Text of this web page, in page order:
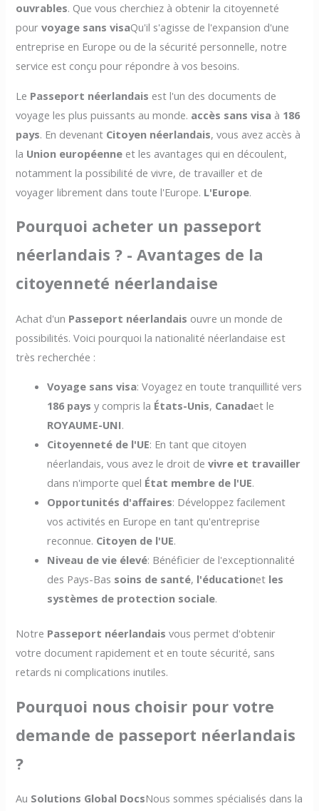
ouvrables. Que vous cherchiez à obtenir la citoyenneté
pourvoyage sans visaQu'il s'agisse de l'expansion d'une
entreprise en Europe ou de la sécurité personnelle, notre
service est conçu pour répondre à vos besoins.
Le Passeport néerlandais est l'un des documents de
voyage les plus puissants au monde. accès sans visa à 186
pays. En devenant Citoyen néerlandais, vous avez accès à
la Union européenne et les avantages qui en découlent,
notamment la possibilité de vivre, de travailler et de
voyager librement dans toute l'Europe. L'Europe.
Pourquoi acheter un passeport
néerlandais ? - Avantages de la
citoyenneté néerlandaise
Achat d'un Passeport néerlandais ouvre un monde de
possibilités. Voici pourquoi la nationalité néerlandaise est
très recherchée :
Voyage sans visa: Voyagez en toute tranquillité vers
186 pays y compris la États-Unis, Canadaet le
ROYAUME-UNI.
Citoyenneté de l'UE: En tant que citoyen
néerlandais, vous avez le droit devivre et travailler
dans n'importe quel État membre de l'UE.
Opportunités d'affaires: Développez facilement
vos activités en Europe en tant qu'entreprise
reconnue. Citoyen de l'UE.
Niveau de vie élevé: Bénéficier de l'exceptionnalité
des Pays-Bas soins de santé, l'éducationet les
systèmes de protection sociale.
Notre Passeport néerlandais vous permet d'obtenir
votre document rapidement et en toute sécurité, sans
retards ni complications inutiles.
Pourquoi nous choisir pour votre
demande de passeport néerlandais
?
Au Solutions Global DocsNous sommes spécialisés dans la